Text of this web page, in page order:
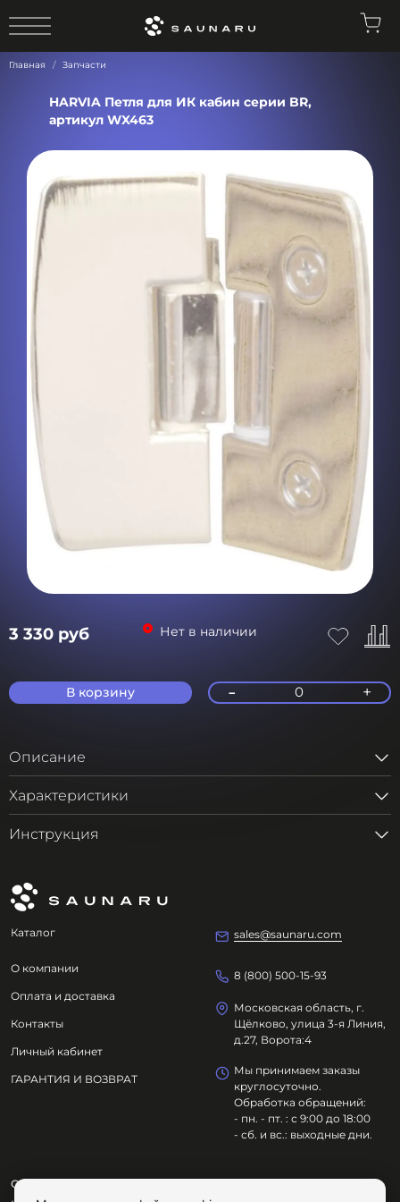
Главная Запчасти
HARVIA Петля для ИК кабин серии BR,
артикул WX463
3 330 руб Нет в наличии
В корзину - 0 +
Описание
Характеристики
Инструкция
Каталог
О компании
Оплата и доставка
Контакты
Личный кабинет
ГАРАНТИЯ И ВОЗВРАТ
sales@saunaru.com
8 (800) 500-15-93
Московская область, г.
Щёлково, улица 3-я Линия,
д.27, Ворота:4
Мы принимаем заказы
круглосуточно.
Обработка обращений:
- пн. - пт. : с 9:00 до 18:00
- сб. и вс.: выходные дни.
ООО "ОЗДОРОВИТЕЛЬНЫЕ ТЕХНОЛОГИИ"